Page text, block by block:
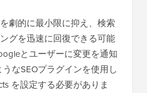
劇的に最小限に抑え、検索
グを迅速に回復できる可能
とユーザーに変更を通知
うなSEOプラグインを使用し
を設定する必要がありま